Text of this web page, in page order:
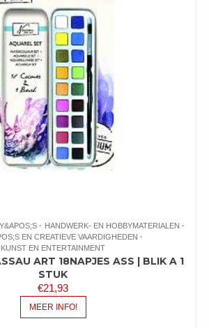
HANDWERK- EN HOBBYMATERIALEN
EN CREATIEVE VAARDIGHEDEN
KUNST EN ENTERTAINMENT
ART 18NAPJES ASS | BLIK A 1
STUK
€21,93
MEER INFO!